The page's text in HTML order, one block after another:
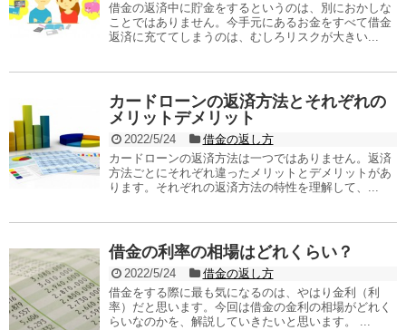
借金の返済中に貯金をするというのは、別におかしな
ことではありません。今手元にあるお金をすべて借金
返済に充ててしまうのは、むしろリスクが大きい...
カードローンの返済方法とそれぞれの
メリットデメリット
2022/5/24
借金の返し方
カードローンの返済方法は一つではありません。返済
方法ごとにそれぞれ違ったメリットとデメリットがあ
ります。それぞれの返済方法の特性を理解して、...
借金の利率の相場はどれくらい？
2022/5/24
借金の返し方
借金をする際に最も気になるのは、やはり金利（利
率）だと思います。今回は借金の金利の相場がどれく
らいなのかを、解説していきたいと思います。 ...